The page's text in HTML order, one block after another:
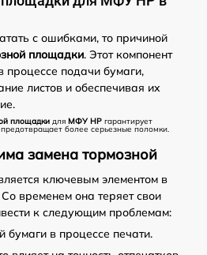
с ошибками, то причиной
площадки. Этот компонент
процессе подачи бумаги,
листов и обеспечивая их
площадки для МФУ HP гарантирует
более серьезные поломки.
замена тормозной
ключевым элементом в
временем она теряет свои
к следующим проблемам:
в процессе печати.